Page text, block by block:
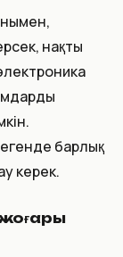
нақты
барлық
керек.